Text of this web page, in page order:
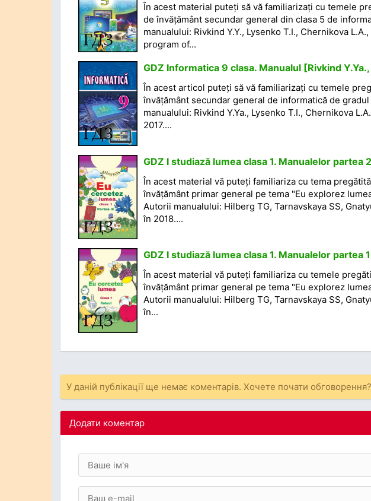
În acest material puteți să vă familiarizați cu temele
de învățământ secundar general din clasa 5 de
manualului: Rivkind Y.Y., Lysenko T.I., Chernikova
program of...
GDZ Informatica 9 clasa. Manualul [Rivkind
În acest articol puteți să vă familiarizați cu temele
învățământ secundar general de informatică de
manualului: Rivkind Y.Ya., Lysenko T.I., Chernikova
2017....
GDZ I studiază lumea clasa 1. Manualelor partea
În acest material vă puteți familiariza cu tema
învățământ primar general pe tema "Eu explorez
Autorii manualului: Hilberg TG, Tarnavskaya SS,
în 2018....
GDZ I studiază lumea clasa 1. Manualelor partea
În acest material vă puteți familiariza cu temele
învățământ primar general pe tema "Eu explorez
Autorii manualului: Hilberg TG, Tarnavskaya SS,
în...
У даній публікації ще немає коментарів. Хочете почати обговорення?
Додати коментар